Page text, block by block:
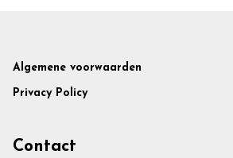
Footer
Algemene voorwaarden
Privacy Policy
Contact